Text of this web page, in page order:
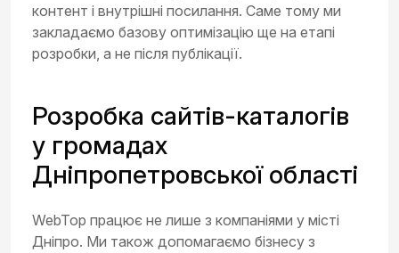
контент і внутрішні посилання. Саме тому ми
закладаємо базову оптимізацію ще на етапі
розробки, а не після публікації.
Розробка сайтів-каталогів
у громадах
Дніпропетровської області
WebTop працює не лише з компаніями у місті
Дніпро. Ми також допомагаємо бізнесу з